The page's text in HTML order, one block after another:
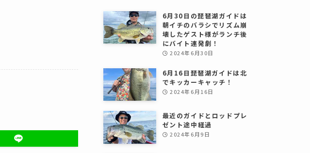
6月30日の琵琶湖ガイドは
朝イチのバラシでリズム崩
壊したゲスト様がランチ後
にバイト連発劇！
2024年6月30日
6月16日琵琶湖ガイドは北
でキッカーキャッチ！
2024年6月16日
最近のガイドとロッドプレ
ゼント途中経過
2024年6月9日